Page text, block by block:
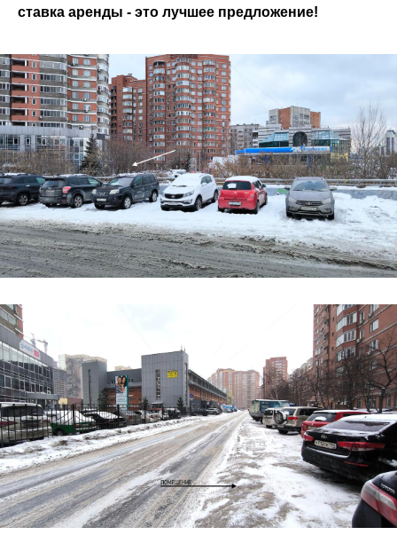
ставка аренды - это лучшее предложение!